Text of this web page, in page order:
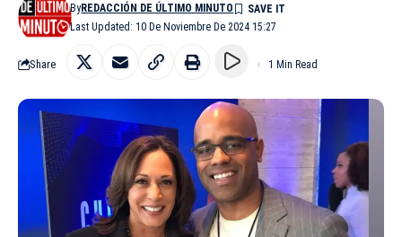
Last Updated: 10 De Noviembre De 2024 15:27
ByREDACCIÓN DE ÚLTIMO MINUTO
Share 1 Min Read